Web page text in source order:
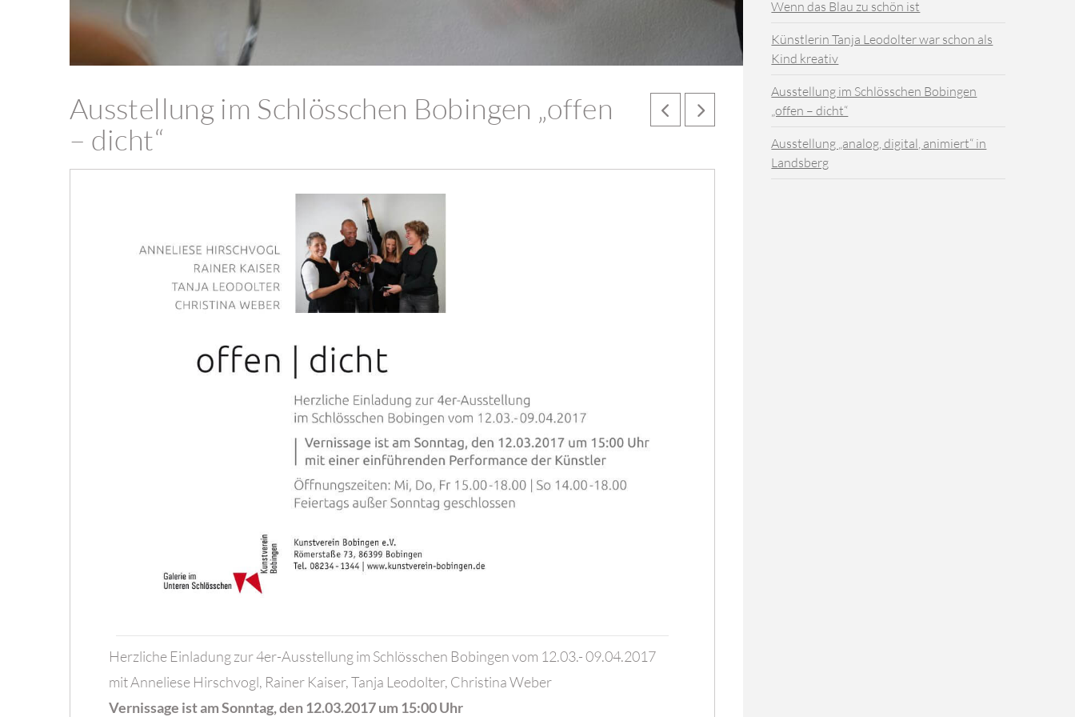
Ausstellung im Schlösschen Bobingen „offen
– dicht“
Herzliche Einladung zur 4er-Ausstellung im Schlösschen Bobingen vom 12.03.- 09.04.2017
mit Anneliese Hirschvogl, Rainer Kaiser, Tanja Leodolter, Christina Weber
Vernissage ist am Sonntag, den 12.03.2017 um 15:00 Uhr
Wenn das Blau zu schön ist
Künstlerin Tanja Leodolter war schon als
Kind kreativ
Ausstellung im Schlösschen Bobingen
„offen – dicht“
Ausstellung „analog, digital, animiert“ in
Landsberg